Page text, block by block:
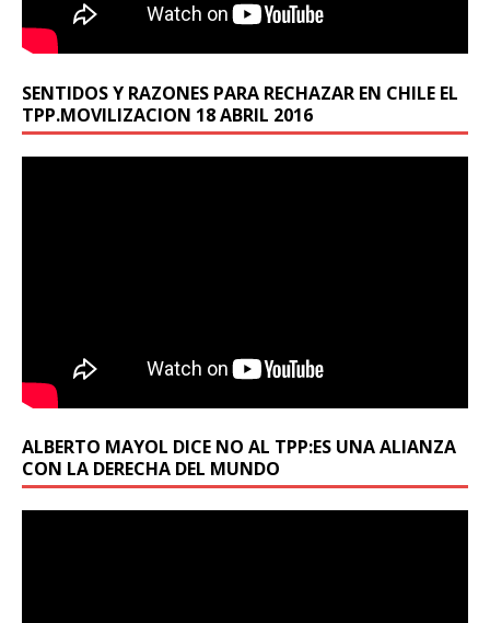
SENTIDOS Y RAZONES PARA RECHAZAR EN CHILE EL
TPP.MOVILIZACION 18 ABRIL 2016
ALBERTO MAYOL DICE NO AL TPP:ES UNA ALIANZA
CON LA DERECHA DEL MUNDO